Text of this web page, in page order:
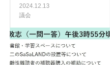
2024.12.13
議会